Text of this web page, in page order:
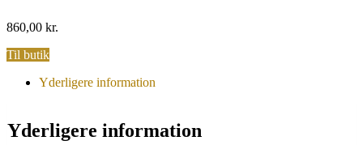
860,00 kr.
Til butik
Yderligere information
Yderligere information